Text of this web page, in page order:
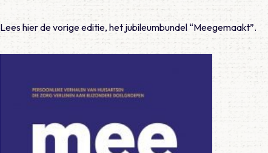
Lees hier de vorige editie, het jubileumbundel “Meegemaakt”.